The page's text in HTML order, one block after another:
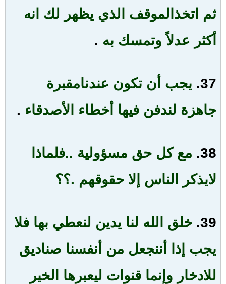
ثم اتخذ الموقف الذي يظهر لك انه
أكثر عدلاً وتمسك به .
37. يجب أن تكون عندنامقبرة
جاهزة لندفن فيها أخطاء الأصدقاء .
38. مع كل حق مسؤولية ..فلماذا
لايذكر الناس إلا حقوقهم .؟؟
39. خلق الله لنا يدين لنعطي بها فلا
يجب إذا أننجعل من أنفسنا صناديق
للادخار وإنما قنوات ليعبرها الخير